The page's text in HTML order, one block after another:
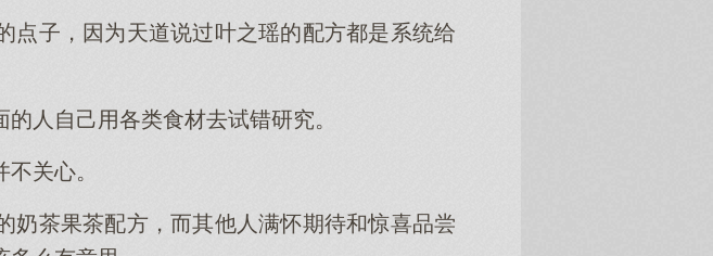
点子，因为天道说过叶之瑶的配方都是系统给
人自己用各类食材去试错研究。
关心。
奶茶果茶配方，而其他人满怀期待和惊喜品尝